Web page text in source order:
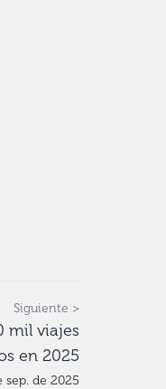
Siguiente >
mil viajes
en 2025
sep. de 2025